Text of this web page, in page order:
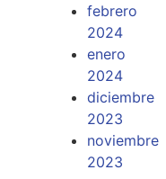
febrero
2024
enero
2024
diciembre
2023
noviembre
2023